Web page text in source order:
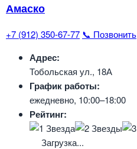
Амаско
+7 (912) 350-67-77 📞 Позвонить
Адрес:
Тобольская ул., 18А
График работы:
ежедневно, 10:00–18:00
Рейтинг:
Загрузка...